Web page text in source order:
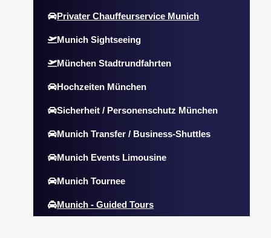
Privater Chauffeurservice Munich
Munich Sightseeing
München Stadtrundfahrten
Hochzeiten München
Sicherheit / Personenschutz München
Munich Transfer / Business-Shuttles
Munich Events Limousine
Munich Tournee
Munich - Guided Tours